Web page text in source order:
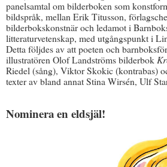
panelsamtal om bilderboken som
bildspråk, mellan Erik Titusson,
bilderbokskonstnär och ledamot i
litteraturvetenskap, med utgångspunkt i
Detta följdes av att poeten och
illustratören Olof Landströms bilderbok
Riedel (sång), Viktor Skokic (kontrabas)
texter av bland annat Stina Wirsén, Ulf
Nominera en eldsjäl!